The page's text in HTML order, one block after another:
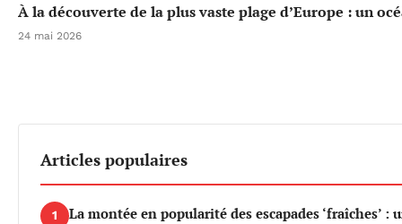
À la découverte de la plus vaste plage d’Europe : un
24 mai 2026
Articles populaires
1 La montée en popularité des escapades ‘fraîches’